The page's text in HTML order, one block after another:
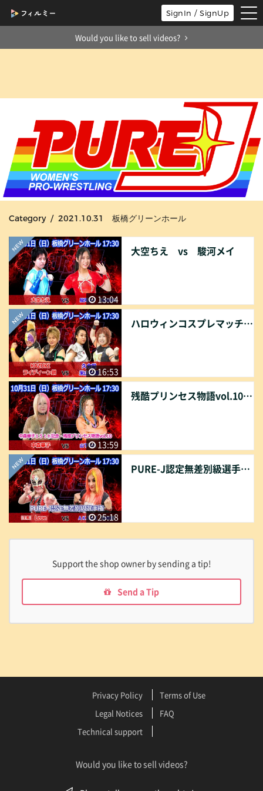
SignIn / SignUp
Would you like to sell videos?
Category / 2021.10.31 板橋グリーンホール
13:04
大空ちえ vs 駿河メイ
16:53
ハロウィンコスプレマッチ KAZUKI＆ライディーン鋼 vs 久令愛＆米山香織
13:59
残酷プリンセス物語vol.10 中森華子 vs 山下りな
25:18
PURE-J認定無差別級選手権[王者]Leon vs AKARI［挑戦者］
Support the shop owner by sending a tip!
Send a Tip
Privacy Policy
Terms of Use
Legal Notices
FAQ
Technical support
Would you like to sell videos?